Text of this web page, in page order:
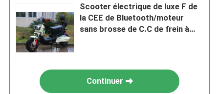
Scooter électrique de luxe F de
la CEE de Bluetooth/moteur
sans brosse de C.C de frein à
Continuer